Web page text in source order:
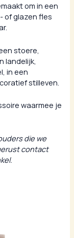
om in een
of glazen fles
stoere,
landelijk,
in een
stilleven.
waarmee je
die we
contact